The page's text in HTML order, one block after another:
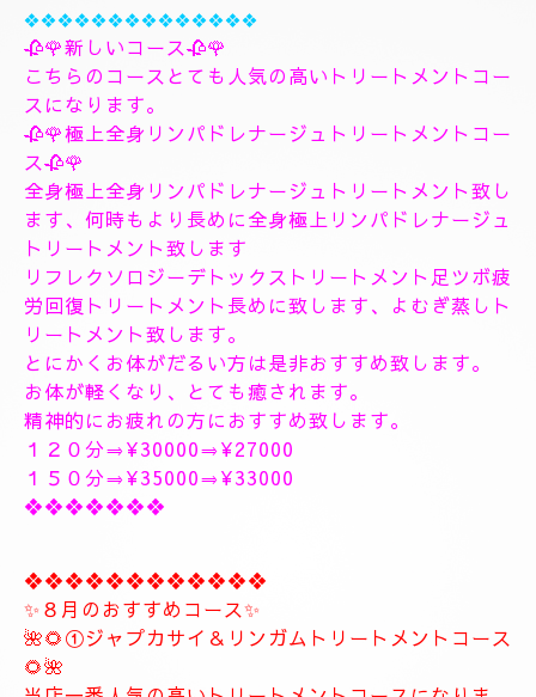
ご予約は事前のご予約をおすすめ致します。
空きお時間になります。
最短で
１５時30分〜のご予約可能です
1６時〜のご予約可能です
1７時〜のご予約可能です
１８時〜のご予約可能です
１9時〜のご予約可能です
極上に癒しのトリートメントを致します。
出張＆ルームのご予約のお電話お待ちしています。
❖❖❖❖❖❖❖❖❖❖❖❖❖❖
🥀🌹新しいコース🥀🌹
こちらのコースとても人気の高いトリートメントコー
スになります。
🥀🌹極上全身リンパドレナージュトリートメントコー
ス🥀🌹
全身極上全身リンパドレナージュトリートメント致し
トリートメント致します
リフレクソロジーデトックストリートメント足ツボ疲
労回復トリートメント長めに致します、よむぎ蒸しト
リートメント致します。
とにかくお体がだるい方は是非おすすめ致します。